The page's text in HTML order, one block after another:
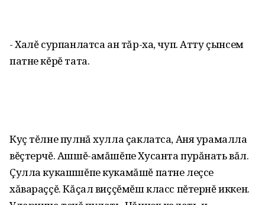
- Халĕ сурпанлатса ан тăр-ха, чуп. Атту çынсем
патне кĕрĕ тата.
Куç тĕлне пулнă хулла çаклатса, Аня урамалла
вĕçтерчĕ. Ашшĕ-амăшĕпе Хусанта пурăнать вăл.
Çулла кукашшĕпе кукамăшĕ патне леçсе
хăвараççĕ. Кăçал виççĕмĕш класс пĕтернĕ иккен.